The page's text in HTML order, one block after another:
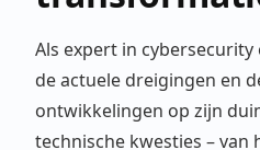
Als expert in
de actuele dreigingen en
ontwikkelingen op zijn
technische kwesties –